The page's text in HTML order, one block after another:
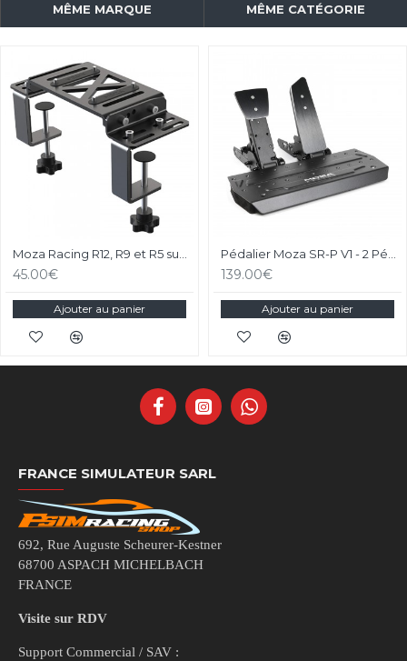
MÊME MARQUE MÊME CATÉGORIE
45.00€
Ajouter au panier
139.00€
Ajouter au panier
FRANCE SIMULATEUR SARL
692, Rue Auguste Scheurer-Kestner
68700 ASPACH MICHELBACH
FRANCE
Visite sur RDV
Support Commercial / SAV :